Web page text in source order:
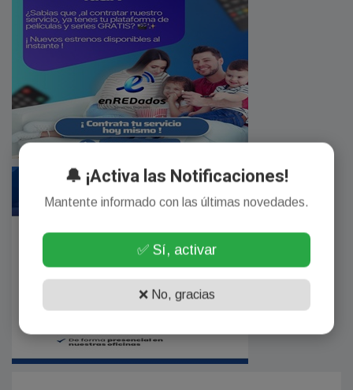
🔔 ¡Activa las Notificaciones!
Mantente informado con las últimas novedades.
✅ Sí, activar
❌ No, gracias